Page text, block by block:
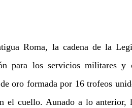
Roma, la cadena de la
para los servicios militares y
oro formada por 16 trofeos
cuello. Aunado a lo anterior,